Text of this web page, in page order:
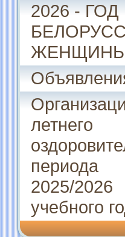
2026 - ГОД
летнего
периода
2025/2026
учебного